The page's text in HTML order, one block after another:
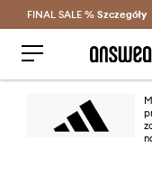
FINAL SALE % Szczegóły